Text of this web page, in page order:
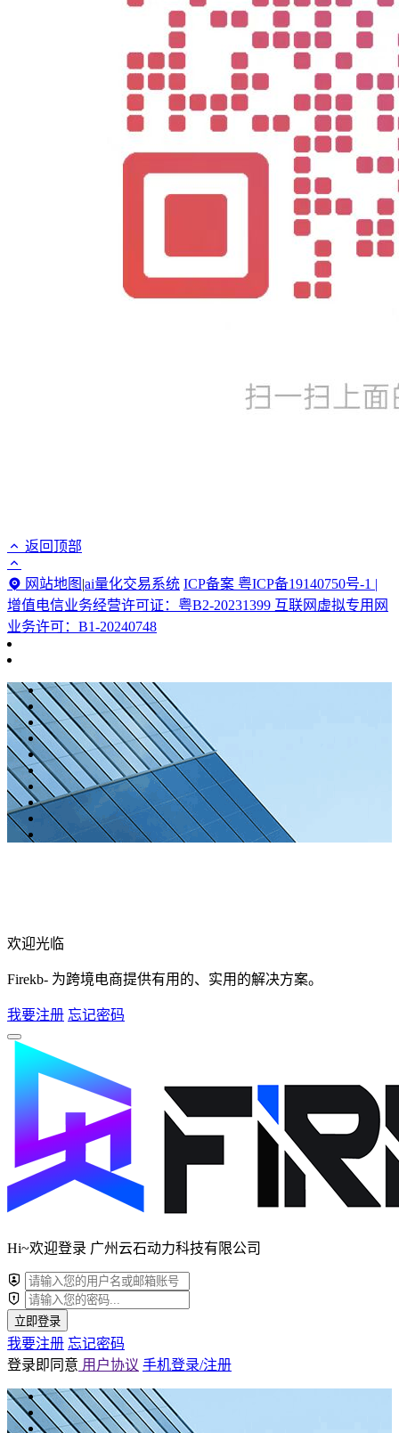
返回顶部
网站地图 |ai量化交易系统 ICP备案 粤ICP备19140750号-1 |
增值电信业务经营许可证：粤B2-20231399 互联网虚拟专用网
业务许可：B1-20240748
欢迎光临
Firekb- 为跨境电商提供有用的、实用的解决方案。
我要注册 忘记密码
Hi~欢迎登录 广州云石动力科技有限公司
立即登录
我要注册 忘记密码
登录即同意 用户协议 手机登录/注册